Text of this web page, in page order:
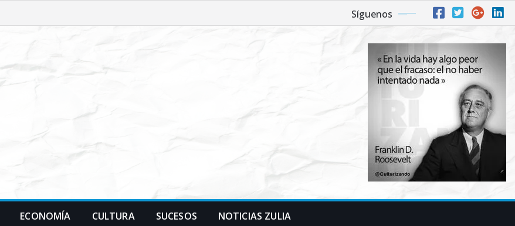
Síguenos
ECONOMÍA CULTURA SUCESOS NOTICIAS ZULIA